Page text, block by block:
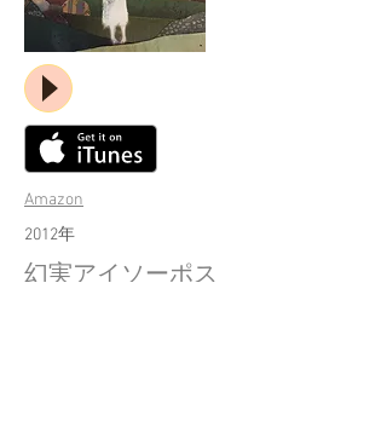
Amazon
​2012年
​幻実アイソーポス